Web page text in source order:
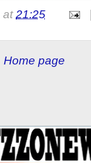
at21:25
Home page